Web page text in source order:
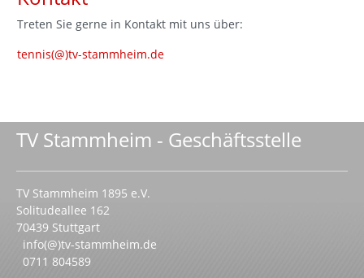
Treten Sie gerne in Kontakt mit uns über:
tennis(@)tv-stammheim.de
TV Stammheim - Geschäftsstelle
TV Stammheim 1895 e.V.
Solitudeallee 162
70439 Stuttgart
info(@)tv-stammheim.de
0711 804589